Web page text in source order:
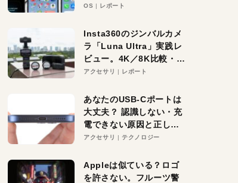
待大の便利機能5選。
る未来はすぐそこ！
OS レポート
Insta360のジンバルカメ
ラ「Luna Ultra」実践レ
ビュー。4K／8K比較・ズ
ーム・夜間撮影をチェッ
アクセサリ レポート
あなたのUSB-Cポートは
大丈夫？ 認識しない・充
電できない原因と正しい
対策
アクセサリ テクノロジー
Appleは似ている？ロゴ
を許さない。フルーツ警